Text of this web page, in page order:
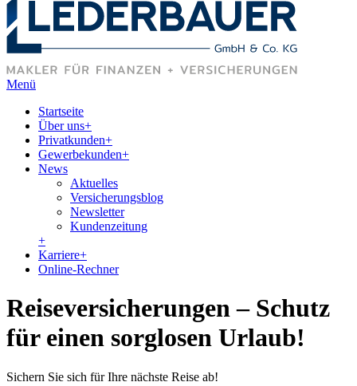
Menü
Startseite
Über uns+
Privatkunden+
Gewerbekunden+
News
Aktuelles
Versicherungsblog
Newsletter
Kundenzeitung
+
Karriere+
Online-Rechner
Reiseversicherungen – Schutz
für einen sorglosen Urlaub!
Sichern Sie sich für Ihre nächste Reise ab!